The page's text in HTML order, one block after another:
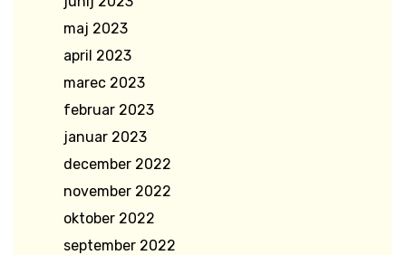
maj 2023
april 2023
marec 2023
februar 2023
januar 2023
december 2022
november 2022
oktober 2022
september 2022